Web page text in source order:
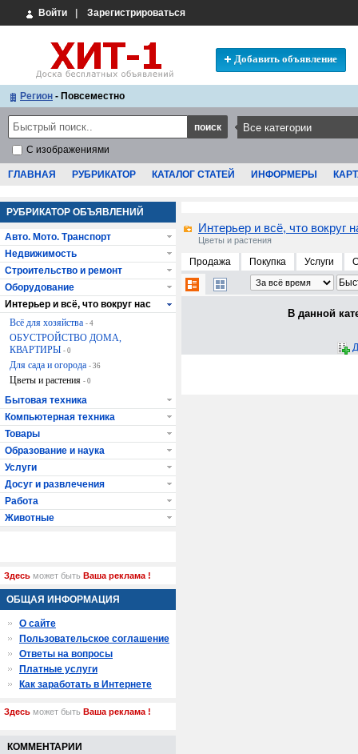
Войти Зарегистрироваться
Добавить объявление
Регион - Повсеместно
С изображениями
ГЛАВНАЯ РУБРИКАТОР КАТАЛОГ СТАТЕЙ ИНФОРМЕРЫ
Интерьер и всё, что вокруг
Цветы и растения
Продажа Покупка Услуги
В данной
РУБРИКАТОР ОБЪЯВЛЕНИЙ
Авто. Мото. Транспорт
Недвижимость
Строительство и ремонт
Оборудование
Интерьер и всё, что вокруг нас
Всё для хозяйства - 4
ОБУСТРОЙСТВО ДОМА,
КВАРТИРЫ - 0
Для сада и огорода - 36
Цветы и растения - 0
Бытовая техника
Компьютерная техника
Товары
Образование и наука
Услуги
Досуг и развлечения
Работа
Животные
Здесь может быть Ваша реклама !
ОБЩАЯ ИНФОРМАЦИЯ
О сайте
Пользовательское соглашение
Ответы на вопросы
Платные услуги
Как заработать в Интернете
Здесь может быть Ваша реклама !
КОММЕНТАРИИ